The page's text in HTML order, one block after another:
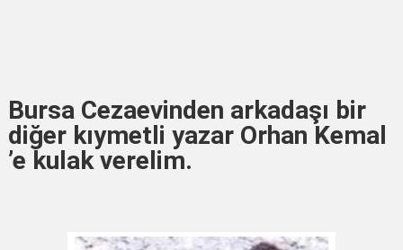
Bursa Cezaevinden arkadaşı bir
diğer kıymetli yazar Orhan Kemal
’e kulak verelim.